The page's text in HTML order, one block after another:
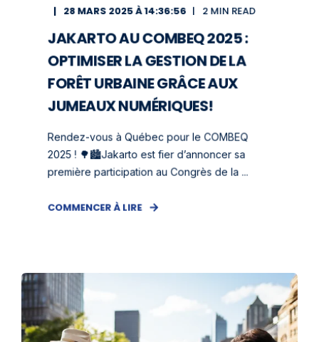
28 MARS 2025 À 14:36:56
2 MIN READ
JAKARTO AU COMBEQ 2025 :
OPTIMISER LA GESTION DE LA
FORÊT URBAINE GRÂCE AUX
JUMEAUX NUMÉRIQUES!
Rendez-vous à Québec pour le COMBEQ
2025 ! 🌳🏙️Jakarto est fier d’annoncer sa
première participation au Congrès de la ...
COMMENCER À LIRE